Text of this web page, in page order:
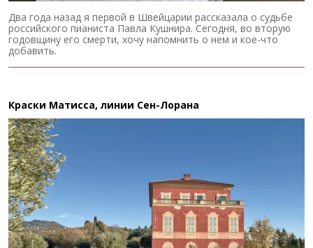
Два года назад я первой в Швейцарии рассказала о судьбе
российского пианиста Павла Кушнира. Сегодня, во вторую
годовщину его смерти, хочу напомнить о нем и кое-что
добавить.
Краски Матисса, линии Сен-Лорана